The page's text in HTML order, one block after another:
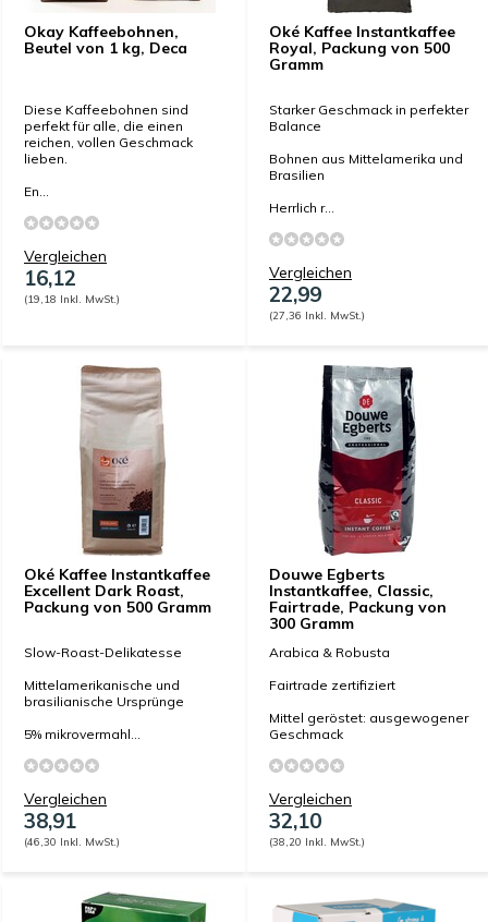
Okay Kaffeebohnen,
Beutel von 1 kg, Deca
Diese Kaffeebohnen sind
perfekt für alle, die einen
reichen, vollen Geschmack
lieben.
En...
Vergleichen
16,12
(19,18 Inkl. MwSt.)
Oké Kaffee Instantkaffee
Royal, Packung von 500
Gramm
Starker Geschmack in perfekter
Balance
Bohnen aus Mittelamerika und
Brasilien
Herrlich r...
Vergleichen
22,99
(27,36 Inkl. MwSt.)
Oké Kaffee Instantkaffee
Excellent Dark Roast,
Packung von 500 Gramm
Slow-Roast-Delikatesse
Mittelamerikanische und
brasilianische Ursprünge
5% mikrovermahl...
Vergleichen
38,91
(46,30 Inkl. MwSt.)
Douwe Egberts
Instantkaffee, Classic,
Fairtrade, Packung von
300 Gramm
Arabica & Robusta
Fairtrade zertifiziert
Mittel geröstet: ausgewogener
Geschmack
Vergleichen
32,10
(38,20 Inkl. MwSt.)